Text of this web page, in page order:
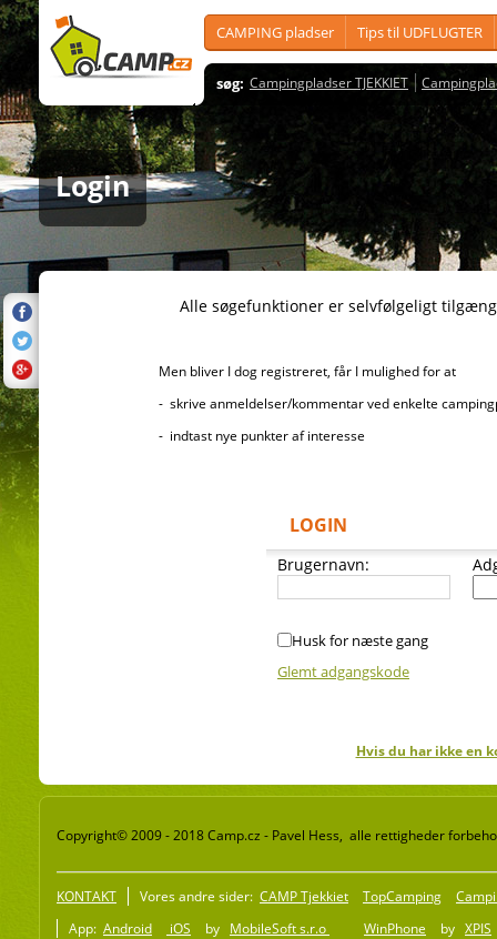
CAMPING pladser Tips til UDFLUGTER
søg: Campingpladser TJEKKIET
Login
Alle søgefunktioner er selvfølgeligt
Men bliver I dog registreret, får I mulighed for at
- skrive anmeldelser/kommentar ved enkelte
- indtast nye punkter af interesse
LOGIN
Brugernavn:
Husk for næste gang
Glemt adgangskode
Hvis du har ikke en
Copyright© 2009 - 2018 Camp.cz - Pavel Hess, alle rettigheder
KONTAKT Vores andre sider: CAMP Tjekkiet TopCamping
App: Android iOS by MobileSoft s.r.o WinPhone by XPIS